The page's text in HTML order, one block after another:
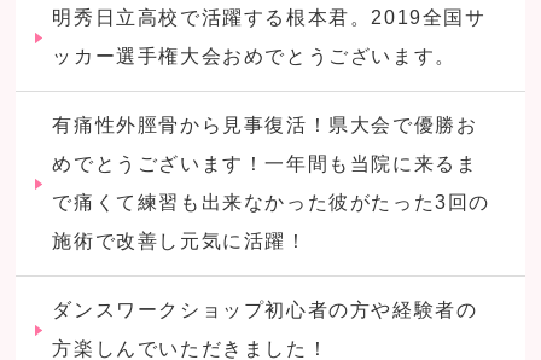
明秀日立高校で活躍する根本君。2019全国サ
ッカー選手権大会おめでとうございます。
有痛性外脛骨から見事復活！県大会で優勝お
めでとうございます！一年間も当院に来るま
で痛くて練習も出来なかった彼がたった3回の
施術で改善し元気に活躍！
ダンスワークショップ初心者の方や経験者の
方楽しんでいただきました！